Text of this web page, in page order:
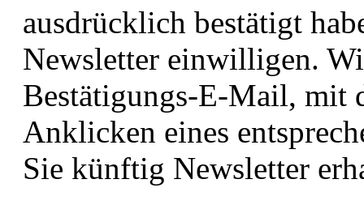
ausdrücklich bestätigt
Newsletter einwilligen.
Bestätigungs-E-Mail, mit
Anklicken eines
Sie künftig Newsletter